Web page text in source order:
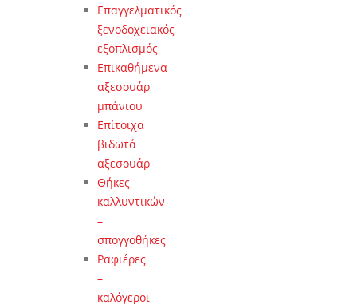
Επαγγελματικός
ξενοδοχειακός
εξοπλισμός
Επικαθήμενα
αξεσουάρ
μπάνιου
Επίτοιχα
βιδωτά
αξεσουάρ
Θήκες
καλλυντικών
–
σπογγοθήκες
Ραφιέρες
–
καλόγεροι